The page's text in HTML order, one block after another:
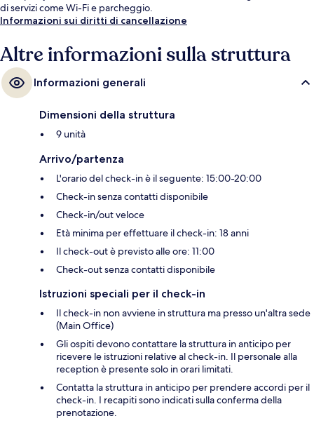
di servizi come Wi-Fi e parcheggio.
Informazioni sui diritti di cancellazione
Altre informazioni sulla struttura
Informazioni generali
Dimensioni della struttura
9 unità
Arrivo/partenza
L'orario del check-in è il seguente: 15:00-20:00
Check-in senza contatti disponibile
Check-in/out veloce
Età minima per effettuare il check-in: 18 anni
Il check-out è previsto alle ore: 11:00
Check-out senza contatti disponibile
Istruzioni speciali per il check-in
Il check-in non avviene in struttura ma presso un'altra sede
(Main Office)
Gli ospiti devono contattare la struttura in anticipo per
ricevere le istruzioni relative al check-in. Il personale alla
reception è presente solo in orari limitati.
Contatta la struttura in anticipo per prendere accordi per il
check-in. I recapiti sono indicati sulla conferma della
prenotazione.